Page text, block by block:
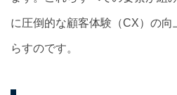
に圧倒的な顧客体験（CX）の向
らすのです。